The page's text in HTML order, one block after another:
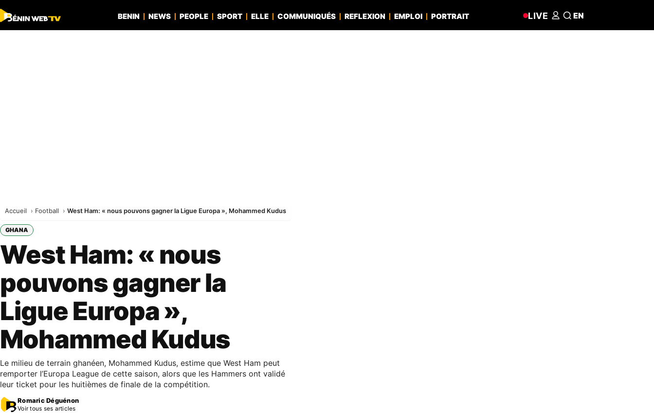
BENIN NEWS PEOPLE SPORT ELLE COMMUNIQUÉS REFLEXION EMPLOI PORTRAIT LIVE EN
Accueil Football West Ham: « nous pouvons gagner la Ligue Europa », Mohammed Kudus
GHANA
West Ham: « nous
pouvons gagner la
Ligue Europa »,
Mohammed Kudus
Le milieu de terrain ghanéen, Mohammed Kudus, estime que West Ham peut
remporter l’Europa League de cette saison, alors que les Hammers ont validé
leur ticket pour les huitièmes de finale de la compétition.
Romaric Déguénon
Voir tous ses articles